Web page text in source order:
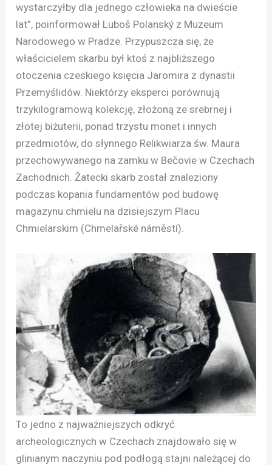
wystarczyłby dla jednego człowieka na dwieście
lat”, poinformował Luboš Polanský z Muzeum
Narodowego w Pradze. Przypuszcza się, że
właścicielem skarbu był ktoś z najbliższego
otoczenia czeskiego księcia Jaromira z dynastii
Przemyślidów. Niektórzy eksperci porównują
trzykilogramową kolekcję, złożoną ze srebrnej i
złotej biżuterii, ponad trzystu monet i innych
przedmiotów, do słynnego Relikwiarza św. Maura
przechowywanego na zamku w Bečovie w Czechach
Zachodnich. Žatecki skarb został znaleziony
podczas kopania fundamentów pod budowę
magazynu chmielu na dzisiejszym Placu
Chmielarskim (Chmelařské náměstí).
To jedno z najważniejszych odkryć
archeologicznych w Czechach znajdowało się w
glinianym naczyniu pod podłogą stajni należącej do